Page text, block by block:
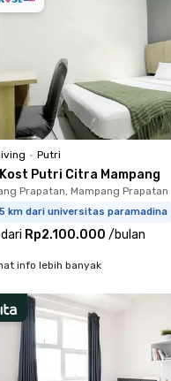
• Putri
Putri Citra Mampang
Prapatan, Mampang Prapatan
km dari universitas paramadina
Rp2.100.000 /bulan
info lebih banyak